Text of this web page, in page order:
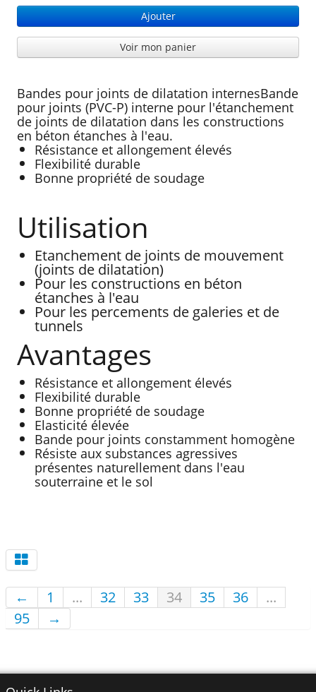
Ajouter
Voir mon panier
Bandes pour joints de dilatation internesBande
pour joints (PVC-P) interne pour l'étanchement
de joints de dilatation dans les constructions
en béton étanches à l'eau.
Résistance et allongement élevés
Flexibilité durable
Bonne propriété de soudage
Utilisation
Etanchement de joints de mouvement
(joints de dilatation)
Pour les constructions en béton
étanches à l'eau
Pour les percements de galeries et de
tunnels
Avantages
Résistance et allongement élevés
Flexibilité durable
Bonne propriété de soudage
Elasticité élevée
Bande pour joints constamment homogène
Résiste aux substances agressives
présentes naturellement dans l'eau
souterraine et le sol
← 1 ... 32 33 34 35 36
...
95
→